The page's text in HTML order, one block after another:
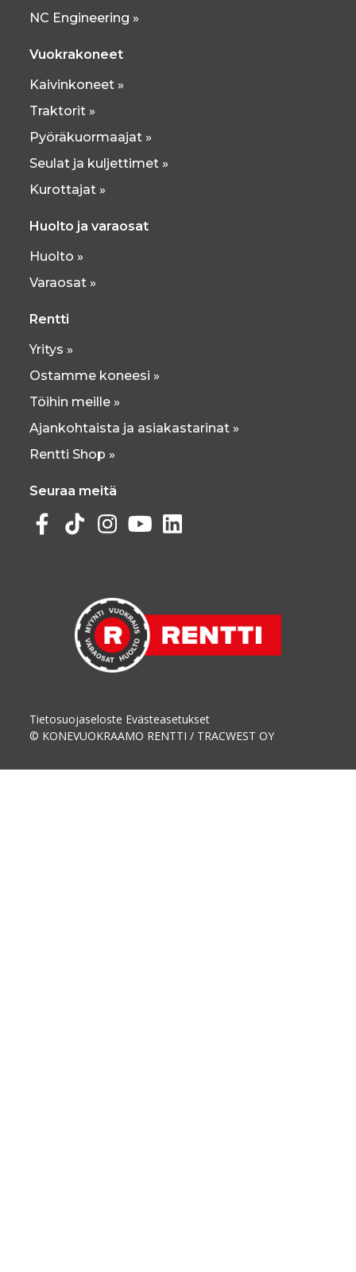
NC Engineering »
Vuokrakoneet
Kaivinkoneet »
Traktorit »
Pyöräkuormaajat »
Seulat ja kuljettimet »
Kurottajat »
Huolto ja varaosat
Huolto »
Varaosat »
Rentti
Yritys »
Ostamme koneesi »
Töihin meille »
Ajankohtaista ja asiakastarinat »
Rentti Shop »
Seuraa meitä
Tietosuojaseloste Evästeasetukset
© KONEVUOKRAAMO RENTTI / TRACWEST OY